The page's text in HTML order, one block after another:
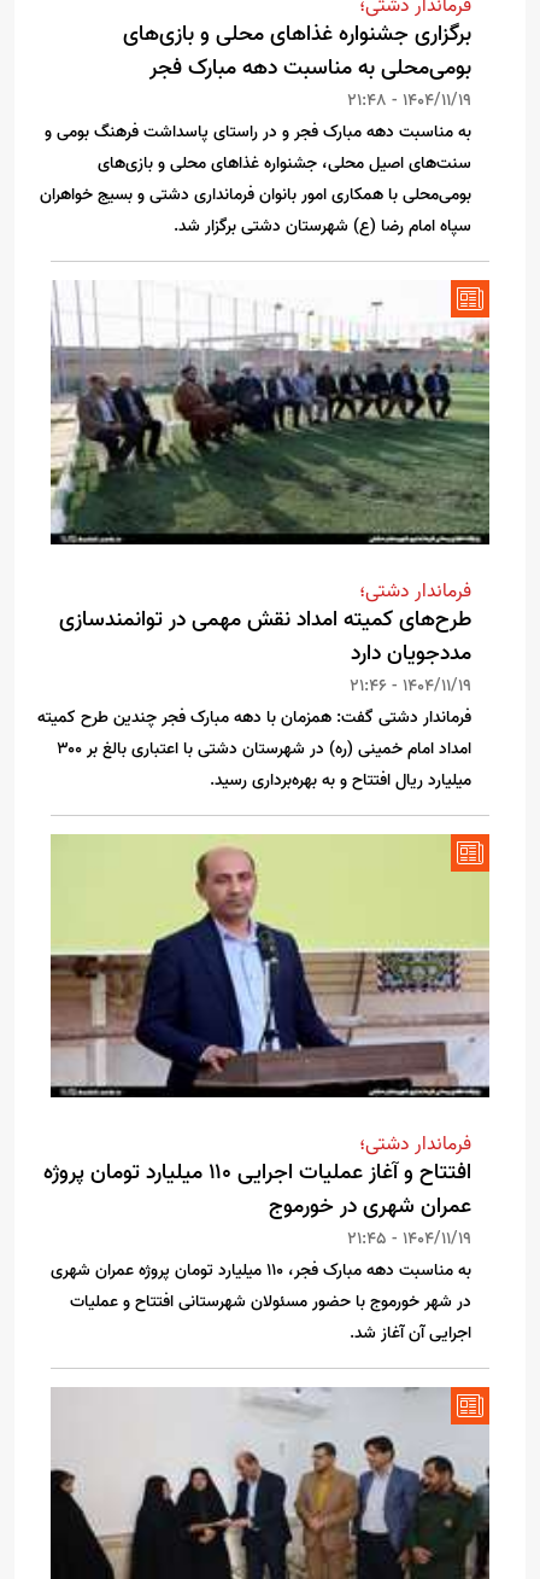
فرماندار دشتی؛
برگزاری جشنواره غذاهای محلی و بازی‌های
بومی‌محلی به مناسبت دهه مبارک فجر
1404/11/19 - 21:48
به مناسبت دهه مبارک فجر و در راستای پاسداشت فرهنگ بومی و
سنت‌های اصیل محلی، جشنواره غذاهای محلی و بازی‌های
بومی‌محلی با همکاری امور بانوان فرمانداری دشتی و بسیج خواهران
سپاه امام رضا (ع) شهرستان دشتی برگزار شد.
فرماندار دشتی؛
طرح‌های کمیته امداد نقش مهمی در توانمندسازی
مددجویان دارد
1404/11/19 - 21:46
فرماندار دشتی گفت: همزمان با دهه مبارک فجر چندین طرح کمیته
امداد امام خمینی (ره) در شهرستان دشتی با اعتباری بالغ بر ۳۰۰
میلیارد ریال افتتاح و به بهره‌برداری رسید.
فرماندار دشتی؛
افتتاح و آغاز عملیات اجرایی ۱۱۰ میلیارد تومان پروژه
عمران شهری در خورموج
1404/11/19 - 21:45
به مناسبت دهه مبارک فجر، ۱۱۰ میلیارد تومان پروژه عمران شهری
در شهر خورموج با حضور مسئولان شهرستانی افتتاح و عملیات
اجرایی آن آغاز شد.